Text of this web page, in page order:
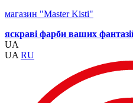
магазин "Master Kisti"
яскраві фарби ваших
UA
UA RU